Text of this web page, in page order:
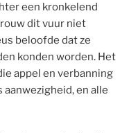
een kronkelend
dit vuur niet
beloofde dat ze
konden worden. Het
appel en verbanning
aanwezigheid, en alle